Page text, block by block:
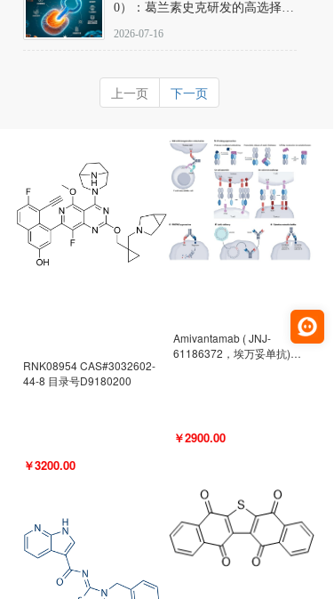
0）：葛兰素史克研发的高选择
抗剂，被广泛视为研究PPARδ核
靶点药理机制的金标准化学探
针。
2026-07-16
上一页 下一页
RNK08954 CAS#3032602-
44-8 目录号D9180200
￥3200.00
Amivantamab ( JNJ-
61186372，埃万妥单抗)
￥2900.00